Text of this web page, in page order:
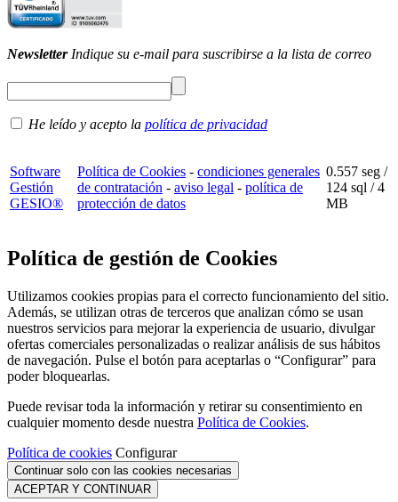
NewsletterIndique su e-mail para suscribirse a la lista de correo
He leído y acepto la política de privacidad
Software
Gestión
GESIO®
Política de Cookies - condiciones generales
de contratación - aviso legal - política de
protección de datos
0.557 seg /
124 sql / 4
MB
Política de gestión de Cookies
Utilizamos cookies propias para el correcto funcionamiento del sitio.
Además, se utilizan otras de terceros que analizan cómo se usan
nuestros servicios para mejorar la experiencia de usuario, divulgar
ofertas comerciales personalizadas o realizar análisis de sus hábitos
de navegación. Pulse el botón para aceptarlas o “Configurar” para
poder bloquearlas.
Puede revisar toda la información y retirar su consentimiento en
cualquier momento desde nuestra Política de Cookies.
Política de cookies Configurar
Continuar solo con las cookies necesarias
ACEPTAR Y CONTINUAR